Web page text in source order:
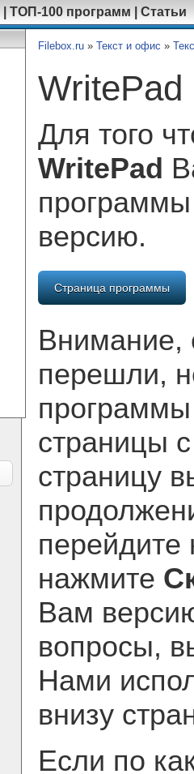
ТОП-100 программ Статьи
Filebox.ru » Текст и офис »
WritePad
Для того
WritePad
версию.
Страница программы
Внимание,
перешли,
страницы
страницу
нажмите
Вам
вопросы,
Нами
внизу
Если по